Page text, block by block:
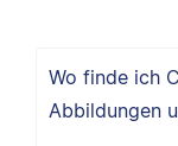
Wo finde ich
Abbildungen